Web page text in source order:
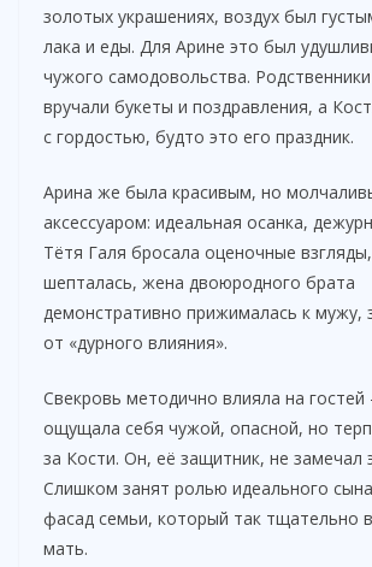
золотых украшениях, воздух был
лака и еды. Для Арине это был
чужого самодовольства.
вручали букеты и поздравления, а
с гордостью, будто это его праздник.
Арина же была красивым, но
аксессуаром: идеальная осанка,
Тётя Галя бросала оценочные
шепталась, жена двоюродного брата
демонстративно прижималась к мужу,
от «дурного влияния».
Свекровь методично влияла на
ощущала себя чужой, опасной, но
за Кости. Он, её защитник, не замечал
Слишком занят ролью идеального
фасад семьи, который так тщательно
мать.